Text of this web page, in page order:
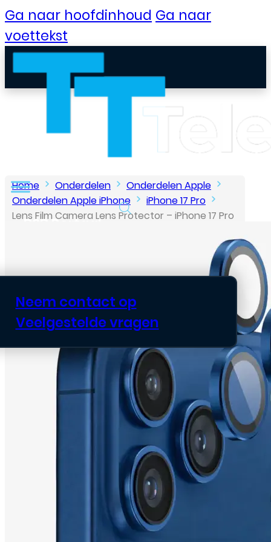
Ga naar hoofdinhoud Ga naar
voettekst
B2B Portaal
Neem contact op
Veelgestelde vragen
Home Onderdelen
Onderdelen Apple
Onderdelen Apple iPhone
iPhone 17 Pro
Lens Film Camera Lens Protector – iPhone 17 Pro